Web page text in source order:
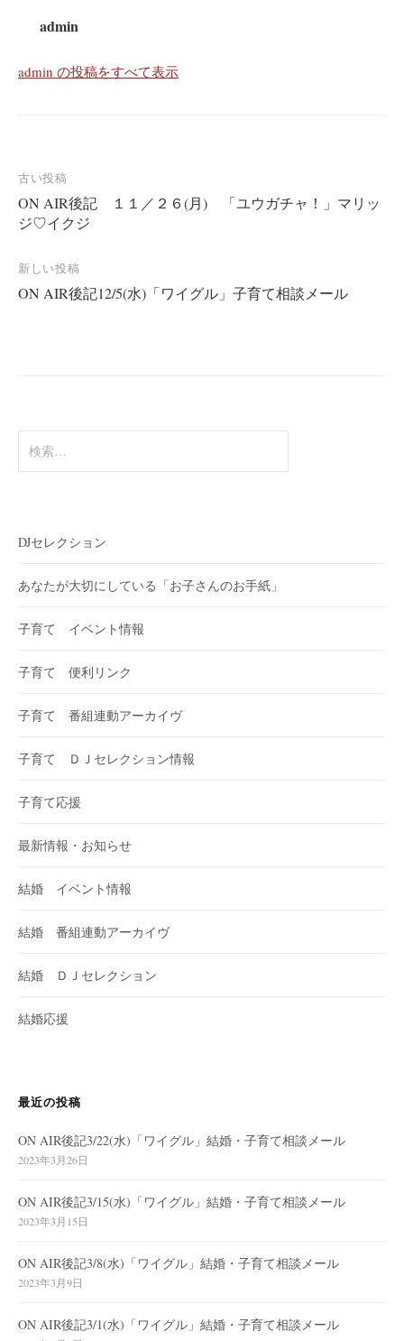
admin
admin の投稿をすべて表示
投
稿
ナ
ビ
ゲ
古い投稿
ON AIR後記 １１／２６(月) 「ユウガチャ！」マリッ
ジ♡イクジ
新しい投稿
ON AIR後記12/5(水)「ワイグル」子育て相談メール
索:
DJセレクション
あなたが大切にしている「お子さんのお手紙」
子育て イベント情報
子育て 便利リンク
子育て 番組連動アーカイヴ
子育て ＤＪセレクション情報
子育て応援
最新情報・お知らせ
結婚 イベント情報
結婚 番組連動アーカイヴ
結婚 ＤＪセレクション
結婚応援
最近の投稿
ON AIR後記3/22(水)「ワイグル」結婚・子育て相談メール
2023年3月26日
ON AIR後記3/15(水)「ワイグル」結婚・子育て相談メール
2023年3月15日
ON AIR後記3/8(水)「ワイグル」結婚・子育て相談メール
2023年3月9日
ON AIR後記3/1(水)「ワイグル」結婚・子育て相談メール